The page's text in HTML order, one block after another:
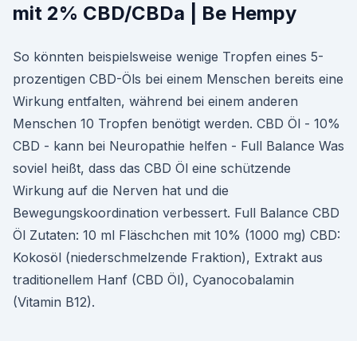
mit 2% CBD/CBDa | Be Hempy
So könnten beispielsweise wenige Tropfen eines 5-
prozentigen CBD-Öls bei einem Menschen bereits eine
Wirkung entfalten, während bei einem anderen
Menschen 10 Tropfen benötigt werden. CBD Öl - 10%
CBD - kann bei Neuropathie helfen - Full Balance Was
soviel heißt, dass das CBD Öl eine schützende
Wirkung auf die Nerven hat und die
Bewegungskoordination verbessert. Full Balance CBD
Öl Zutaten: 10 ml Fläschchen mit 10% (1000 mg) CBD:
Kokosöl (niederschmelzende Fraktion), Extrakt aus
traditionellem Hanf (CBD Öl), Cyanocobalamin
(Vitamin B12).